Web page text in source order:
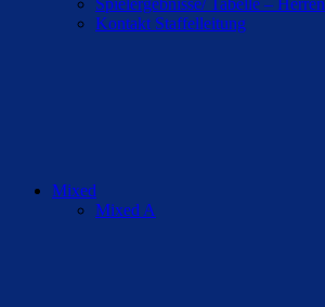
Spielergebnisse/ Tabelle – Herren
Kontakt Staffelleitung
Mixed
Mixed A